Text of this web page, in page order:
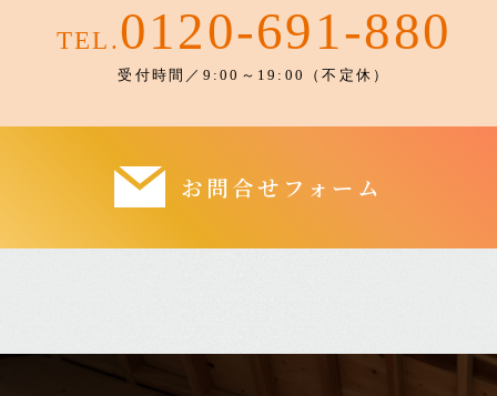
TEL.0120-691-880
受付時間／9:00～19:00（不定休）
お問合せフォーム